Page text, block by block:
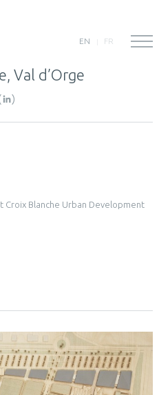
EN FR
Val d’Orge
Croix Blanche Urban Development